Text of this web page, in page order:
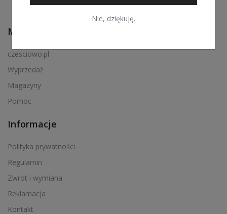
Nie, dziękuję.
Menu podręczne
czesciowo.pl
Wyprzedaż
Magazyny
Pomoc
Informacje
Polityka prywatności
Regulamin
Zwrot i wymiana
Reklamacja
Kontakt